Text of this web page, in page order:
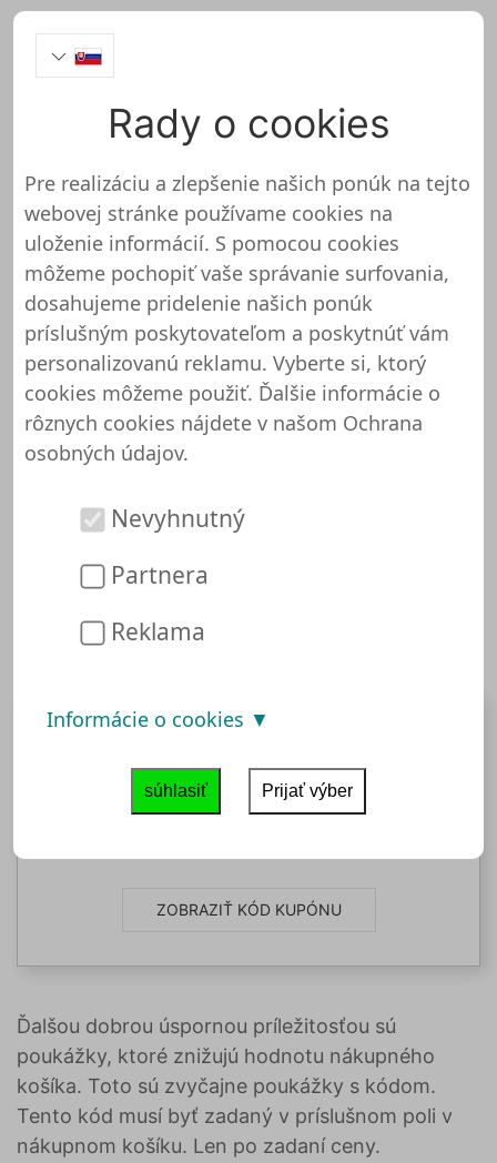
Suppenhandel
https://www.suppenhandel.de/
Tak sme vyhodnotili Suppenhandel
OnlinesHop
Máme všetky možnosti na bezpečné
uloženie Suppenhandel. Patrí medzi ne
zľavové poukážky, aby získali cashback na
predaji alebo najlepšie aktuálne ponuky.
Suppenhandel Poukážky
5 % Rabatt ab einem Mindestbestellwert
ZOBRAZIŤ KÓD KUPÓNU
Ďalšou dobrou úspornou príležitosťou sú
poukážky, ktoré znižujú hodnotu nákupného
košíka. Toto sú zvyčajne poukážky s kódom.
Tento kód musí byť zadaný v príslušnom poli v
nákupnom košíku. Len po zadaní ceny.
Rady o cookies
Pre realizáciu a zlepšenie našich ponúk na tejto
webovej stránke používame cookies na
uloženie informácií. S pomocou cookies
môžeme pochopiť vaše správanie surfovania,
dosahujeme pridelenie našich ponúk
príslušným poskytovateľom a poskytnúť vám
personalizovanú reklamu. Vyberte si, ktorý
cookies môžeme použiť. Ďalšie informácie o
rôznych cookies nájdete v našom Ochrana
osobných údajov.
Nevyhnutný
Partnera
Reklama
Informácie o cookies
súhlasiť Prijať výber